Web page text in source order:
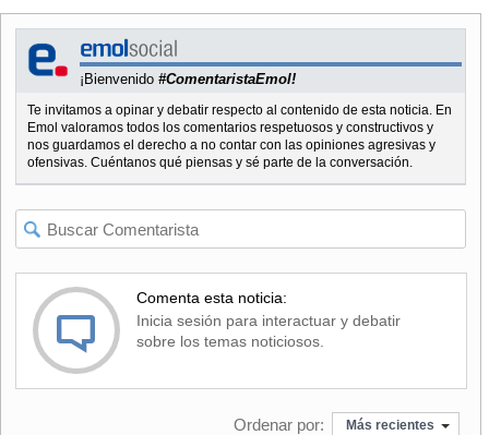
¡Bienvenido #ComentaristaEmol!
Te invitamos a opinar y debatir respecto al contenido de esta noticia. En
Emol valoramos todos los comentarios respetuosos y constructivos y
nos guardamos el derecho a no contar con las opiniones agresivas y
ofensivas. Cuéntanos qué piensas y sé parte de la conversación.
Comenta esta noticia:
Inicia sesión para interactuar y debatir
sobre los temas noticiosos.
Ordenar por: Más recientes